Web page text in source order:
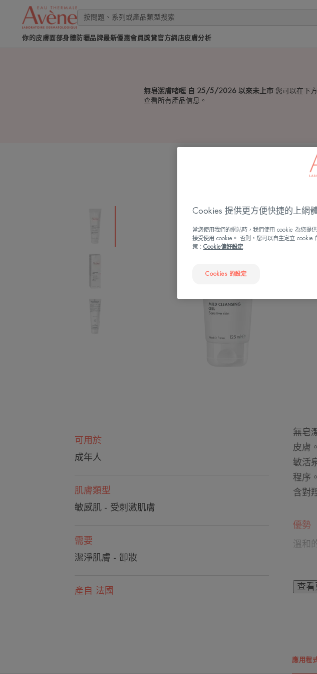
你的皮膚面部身體防曬品牌最新優惠會員獎賞官方網店皮膚分析
無皂潔膚啫喱 自 25/5/2026 以來未上市 您可以在下方
查看所有產品信息。
可用於
成年人
肌膚類型
敏感肌 - 受刺激肌膚
需要
潔淨肌膚 - 卸妝
產自 法國
無皂
皮膚
敏活
程序
含對
優勢
溫和
• 潔
查看
應用程
Cookies 提供更方便快捷的上網
當您使用我們的網站時，我們使用 cookie 為您提
接受使用 cookie。 否則，您可以自主定立 cookie
策： Cookie偏好設定
Cookies 的設定